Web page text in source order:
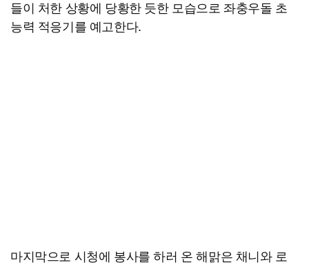
들이 처한 상황에 당황한 듯한 모습으로 좌충우돌 초
능력 적응기를 예고한다.
마지막으로 시청에 봉사를 하러 온 해맑은 채니와 로